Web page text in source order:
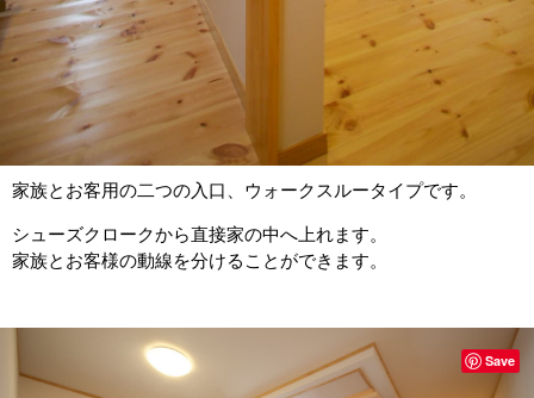
家族とお客用の二つの入口、ウォークスルータイプです。
シューズクロークから直接家の中へ上れます。
家族とお客様の動線を分けることができます。
Save